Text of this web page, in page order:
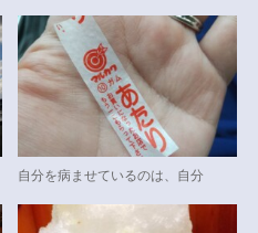
自分を病ませているのは、自分